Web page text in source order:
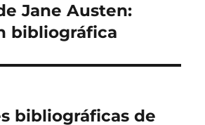
Jane Austen:
bibliográfica
bibliográficas de